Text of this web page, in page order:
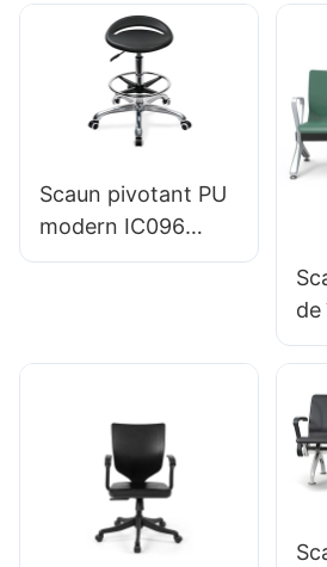
mic Înălțime
reglabilă a
scaunului PU &
Baza de 5 stele
pentru IC de
Scaun pivotant PU
modern IC096
Reglarea înălțimii
Utilizarea studioului
de